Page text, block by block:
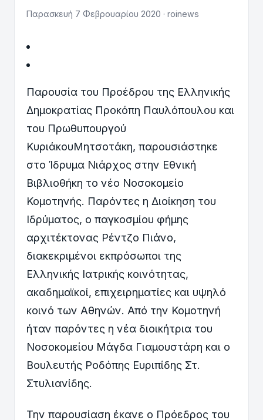
Παρασκευή 7 Φεβρουαρίου 2020 · roinews
Παρουσία του Προέδρου της Ελληνικής
Δημοκρατίας Προκόπη Παυλόπουλου και
του Πρωθυπουργού
ΚυριάκουΜητσοτάκη, παρουσιάστηκε
στο Ίδρυμα Νιάρχος στην Εθνική
Βιβλιοθήκη το νέο Νοσοκομείο
Κομοτηνής. Παρόντες η Διοίκηση του
Ιδρύματος, ο παγκοσμίου φήμης
αρχιτέκτονας Ρέντζο Πιάνο,
διακεκριμένοι εκπρόσωποι της
Ελληνικής Ιατρικής κοινότητας,
ακαδημαϊκοί, επιχειρηματίες και υψηλό
κοινό των Αθηνών. Από την Κομοτηνή
ήταν παρόντες η νέα διοικήτρια του
Νοσοκομείου Μάγδα Γιαμουστάρη και ο
Βουλευτής Ροδόπης Ευριπίδης Στ.
Στυλιανίδης.
Την παρουσίαση έκανε ο Πρόεδρος του